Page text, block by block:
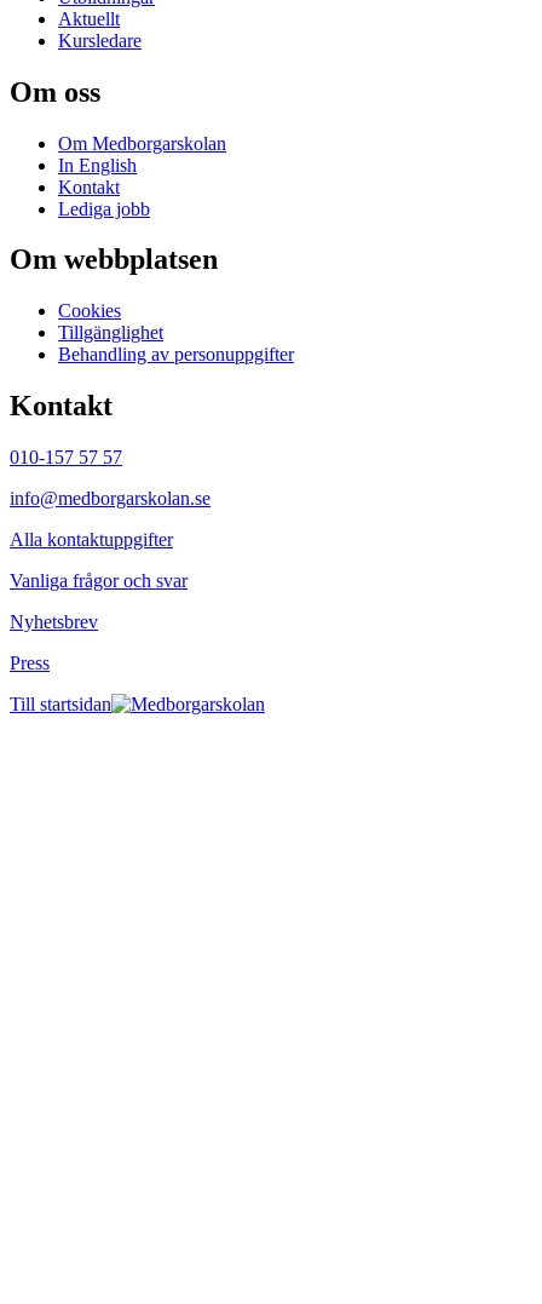
Aktuellt
Kursledare
Om oss
Om Medborgarskolan
In English
Kontakt
Lediga jobb
Om webbplatsen
Cookies
Tillgänglighet
Behandling av personuppgifter
Kontakt
010-157 57 57
info@medborgarskolan.se
Alla kontaktuppgifter
Vanliga frågor och svar
Nyhetsbrev
Press
Till startsidan